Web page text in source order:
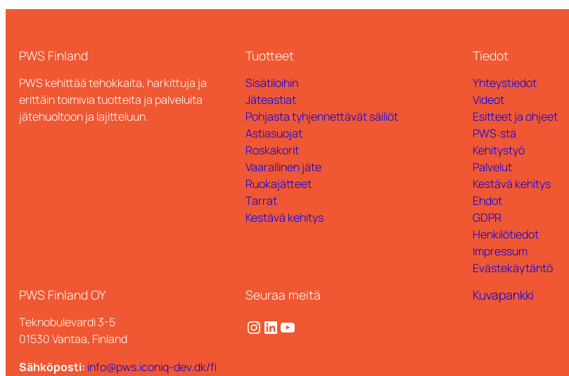
PWS Finland
PWS kehittää tehokkaita, harkittuja ja
erittäin toimivia tuotteita ja palveluita
jätehuoltoon ja lajitteluun.
Tuotteet
Sisätiloihin
Jäteastiat
Pohjasta tyhjennettävät säiliöt
Astiasuojat
Roskakorit
Vaarallinen jäte
Ruokajätteet
Tarrat
Kestävä kehitys
Tiedot
Yhteystiedot
Videot
Esitteet ja ohjeet
PWS:stä
Kehitystyö
Palvelut
Kestävä kehitys
Ehdot
GDPR
Henkilötiedot
Impressum
Evästekäytäntö
PWS Finland OY
Teknobulevardi 3-5
01530 Vantaa, Finland
Sähköposti: info@pws.iconiq-dev.dk/fi
Seuraa meitä
Instagram LinkedIn YouTube
Kuvapankki